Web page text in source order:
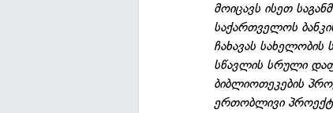
მოიცავს ისეთ
საქართველოს
ჩახავას სახელობის
სწავლის სრული
ბიბლიოთეკების
ერთობლივი